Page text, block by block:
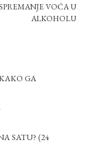
VOĆA U
ALKOHOLU
GA
SATU? (24